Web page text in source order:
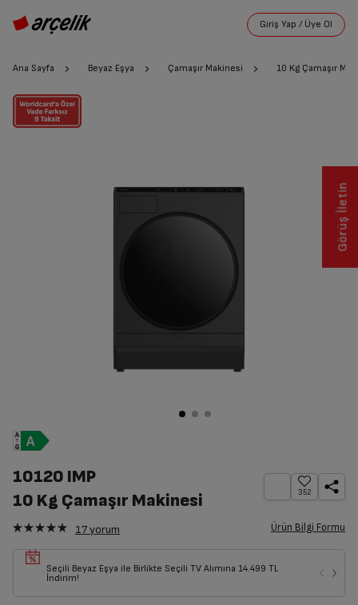
Ana Sayfa Beyaz Eşya Çamaşır Makinesi 10 Kg Çamaşır
10120 IMP
10 Kg Çamaşır Makinesi
352
17yorum Ürün Bilgi Formu
Seçili Beyaz Eşya ile Birlikte Seçili TV Alımına 14.499 TL
İndirim!
Görüş İletin